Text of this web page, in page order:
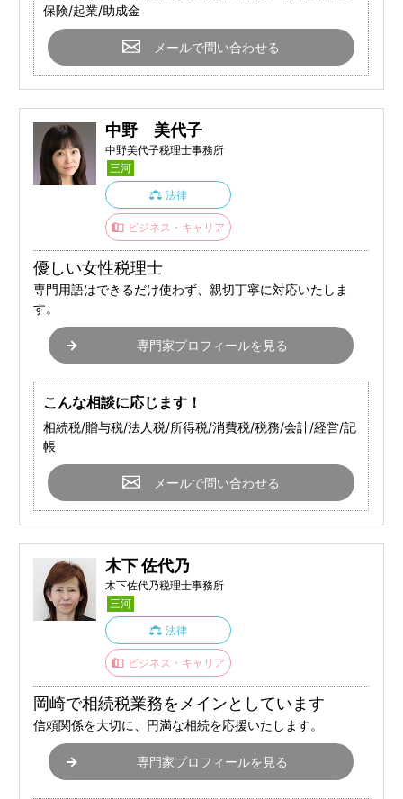
保険/起業/助成金
メールで問い合わせる
中野 美代子
中野美代子税理士事務所
三河
法律
ビジネス・キャリア
優しい女性税理士
専門用語はできるだけ使わず、親切丁寧に対応いたしま
す。
専門家プロフィールを見る
こんな相談に応じます！
相続税/贈与税/法人税/所得税/消費税/税務/会計/経営/記
帳
メールで問い合わせる
木下 佐代乃
木下佐代乃税理士事務所
三河
法律
ビジネス・キャリア
岡崎で相続税業務をメインとしています
信頼関係を大切に、円満な相続を応援いたします。
専門家プロフィールを見る